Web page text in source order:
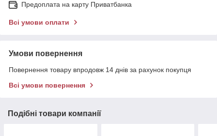
Предоплата на карту Приватбанка
Всі умови оплати
Умови повернення
Повернення товару впродовж 14 днів за рахунок покупця
Всі умови повернення
Подібні товари компанії